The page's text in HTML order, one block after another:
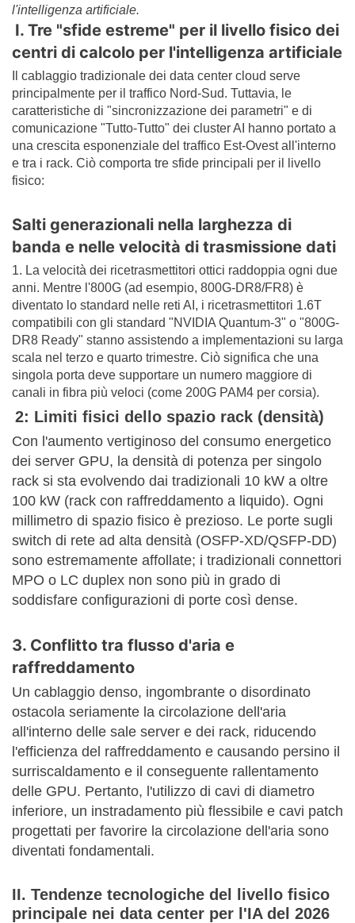
l'intelligenza artificiale.
I. Tre "sfide estreme" per il livello fisico dei
centri di calcolo per l'intelligenza artificiale
Il cablaggio tradizionale dei data center cloud serve
principalmente per il traffico Nord-Sud. Tuttavia, le
caratteristiche di "sincronizzazione dei parametri" e di
comunicazione "Tutto-Tutto" dei cluster AI hanno portato a
una crescita esponenziale del traffico Est-Ovest all'interno
e tra i rack. Ciò comporta tre sfide principali per il livello
fisico:
Salti generazionali nella larghezza di
banda e nelle velocità di trasmissione dati
1. La velocità dei ricetrasmettitori ottici raddoppia ogni due
anni. Mentre l'800G (ad esempio, 800G-DR8/FR8) è
diventato lo standard nelle reti AI, i ricetrasmettitori 1.6T
compatibili con gli standard "NVIDIA Quantum-3" o "800G-
DR8 Ready" stanno assistendo a implementazioni su larga
scala nel terzo e quarto trimestre. Ciò significa che una
singola porta deve supportare un numero maggiore di
canali in fibra più veloci (come 200G PAM4 per corsia).
2: Limiti fisici dello spazio rack (densità)
Con l'aumento vertiginoso del consumo energetico
dei server GPU, la densità di potenza per singolo
rack si sta evolvendo dai tradizionali 10 kW a oltre
100 kW (rack con raffreddamento a liquido). Ogni
millimetro di spazio fisico è prezioso. Le porte sugli
switch di rete ad alta densità (OSFP-XD/QSFP-DD)
sono estremamente affollate; i tradizionali connettori
MPO o LC duplex non sono più in grado di
soddisfare configurazioni di porte così dense.
3. Conflitto tra flusso d'aria e
raffreddamento
Un cablaggio denso, ingombrante o disordinato
ostacola seriamente la circolazione dell'aria
all'interno delle sale server e dei rack, riducendo
l'efficienza del raffreddamento e causando persino il
surriscaldamento e il conseguente rallentamento
delle GPU. Pertanto, l'utilizzo di cavi di diametro
inferiore, un instradamento più flessibile e cavi patch
progettati per favorire la circolazione dell'aria sono
diventati fondamentali.
II. Tendenze tecnologiche del livello fisico
principale nei data center per l'IA del 2026